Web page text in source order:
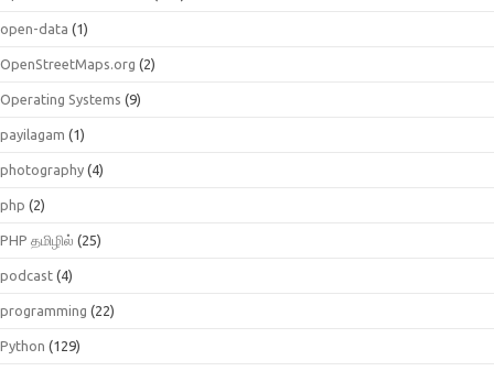
open-data (1)
OpenStreetMaps.org (2)
Operating Systems (9)
payilagam (1)
photography (4)
php (2)
PHP தமிழில் (25)
podcast (4)
programming (22)
Python (129)